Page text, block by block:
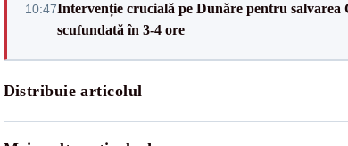
10:47Intervenție crucială pe Dunăre pentru
scufundată în 3-4 ore
Distribuie articolul